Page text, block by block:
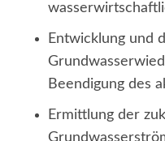
Entwicklung und
Beendigung des
Ermittlung der